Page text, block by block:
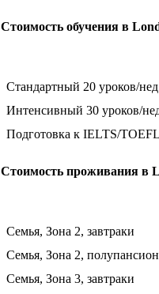
Стоимость обучения в
Стандартный 20 уроков/
Интенсивный 30 уроков/
Подготовка к IELTS/
Стоимость проживания в
Семья, Зона 2, завтраки
Семья, Зона 2, полупансион
Семья, Зона 3, завтраки